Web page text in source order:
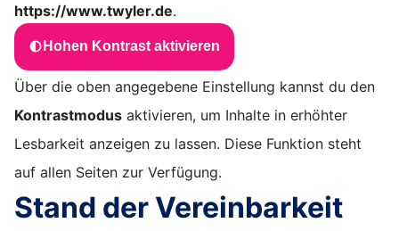
https://www.twyler.de.
Hohen Kontrast aktivieren
Über die oben angegebene Einstellung kannst du den
Kontrastmodus aktivieren, um Inhalte in erhöhter
Lesbarkeit anzeigen zu lassen. Diese Funktion steht
auf allen Seiten zur Verfügung.
Stand der Vereinbarkeit